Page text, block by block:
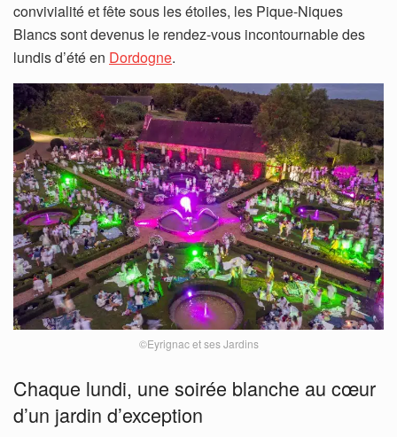
convivialité et fête sous les étoiles, les Pique-Niques
Blancs sont devenus le rendez-vous incontournable des
lundis d’été en Dordogne.
©Eyrignac et ses Jardins
Chaque lundi, une soirée blanche au cœur
d’un jardin d’exception